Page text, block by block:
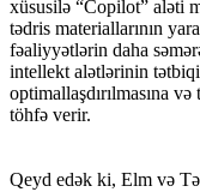
xüsusilə “Copilot” aləti
tədris materiallarının
fəaliyyətlərin daha
intellekt alətlərinin
optimallaşdırılmasına
töhfə verir.
Qeyd edək ki, Elm və